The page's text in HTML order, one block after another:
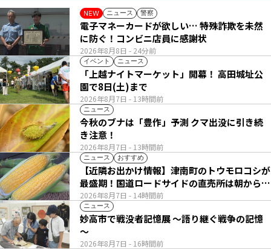
NEW ニュース 警察
2026年8月8日 - 24分前
電子マネーカードが欲しい… 特殊詐欺を未然
に防ぐ！コンビニ店員に感謝状
イベント ニュース
2026年8月7日 - 13時間前
「上越ナイトマーケット」開幕！ 高田城址公
園で8日(土)まで
ニュース
2026年8月7日 - 13時間前
今秋のブナは「豊作」予測 クマ出没に引き続
き注意！
ニュース おすすめ
2026年8月7日 - 14時間前
【近隣お出かけ情報】津南町のトウモロコシが
最盛期！国道ロードサイドの直売所は朝から長
い列
ニュース
2026年8月7日 - 16時間前
妙高市で戦没者記憶展 ～語り継ぐ戦争の記憶
～